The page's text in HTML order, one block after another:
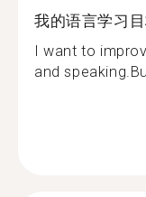
我的语言学习
I want to
and